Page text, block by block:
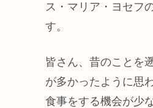
ス・マリア・ヨセフ
す。
皆さん、昔のことを
が多かったように思
食事をする機会が少